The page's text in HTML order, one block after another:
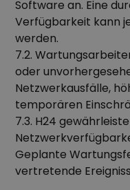
Software an. Eine
Verfügbarkeit kann
werden.
7.2.
oder
Netzwerkausfälle,
temporären
7.3. H24
Geplante
vertretende